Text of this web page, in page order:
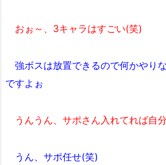
おぉ～、3キャラはすごい(笑)
強ボスは放置できるので何かやり
ですよぉ
うんうん、サポさん入れてれば自
うん、サポ任せ(笑)